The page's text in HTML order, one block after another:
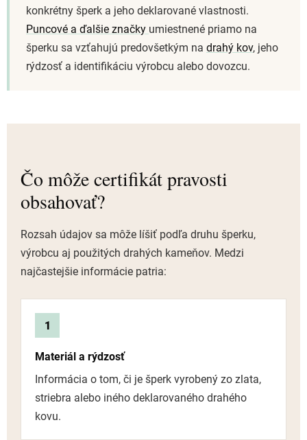
konkrétny šperk a jeho deklarované vlastnosti.
Puncové a ďalšie značky umiestnené priamo na
šperku sa vzťahujú predovšetkým na drahý kov, jeho
rýdzosť a identifikáciu výrobcu alebo dovozcu.
Čo môže certifikát pravosti
obsahovať?
Rozsah údajov sa môže líšiť podľa druhu šperku,
výrobcu aj použitých drahých kameňov. Medzi
najčastejšie informácie patria:
1
Materiál a rýdzosť
Informácia o tom, či je šperk vyrobený zo zlata,
striebra alebo iného deklarovaného drahého
kovu.